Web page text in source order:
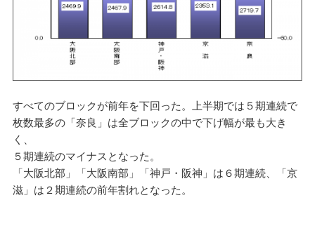
すべてのブロックが前年を下回った。上半期では５期連続で
枚数最多の「奈良」は全ブロックの中で下げ幅が最も大き
く、
５期連続のマイナスとなった。
「大阪北部」「大阪南部」「神戸・阪神」は６期連続、「京
滋」は２期連続の前年割れとなった。